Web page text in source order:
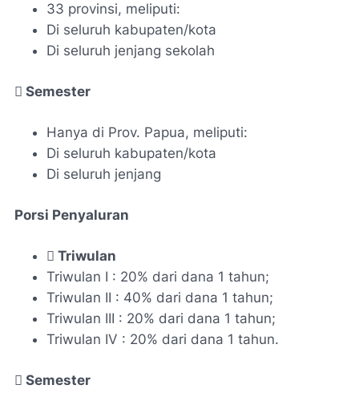
33 provinsi, meliputi:
Di seluruh kabupaten/kota
Di seluruh jenjang sekolah
 Semester
Hanya di Prov. Papua, meliputi:
Di seluruh kabupaten/kota
Di seluruh jenjang
Porsi Penyaluran
 Triwulan
Triwulan I : 20% dari dana 1 tahun;
Triwulan II : 40% dari dana 1 tahun;
Triwulan III : 20% dari dana 1 tahun;
Triwulan IV : 20% dari dana 1 tahun.
 Semester